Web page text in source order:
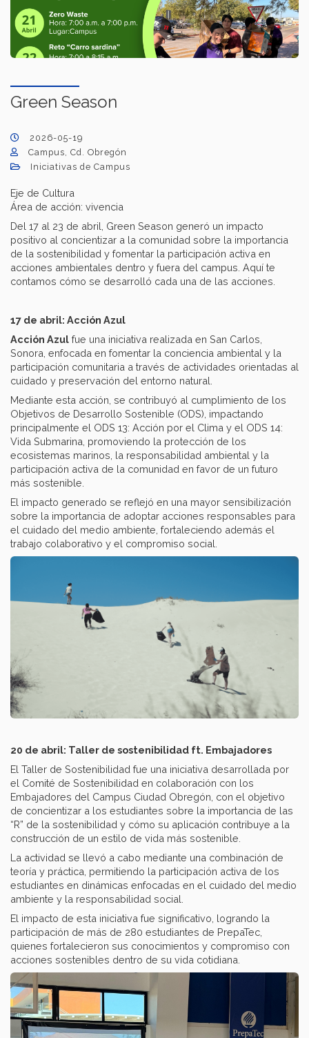
Green Season
2026-05-19
Campus, Cd. Obregón
Iniciativas de Campus
Eje de Cultura
Área de acción: vivencia
Del 17 al 23 de abril, Green Season generó un impacto
positivo al concientizar a la comunidad sobre la importancia
de la sostenibilidad y fomentar la participación activa en
acciones ambientales dentro y fuera del campus. Aquí te
contamos cómo se desarrolló cada una de las acciones.
17 de abril: Acción Azul
Acción Azul fue una iniciativa realizada en San Carlos,
Sonora, enfocada en fomentar la conciencia ambiental y la
participación comunitaria a través de actividades orientadas al
cuidado y preservación del entorno natural.
Mediante esta acción, se contribuyó al cumplimiento de los
Objetivos de Desarrollo Sostenible (ODS), impactando
principalmente el ODS 13: Acción por el Clima y el ODS 14:
Vida Submarina, promoviendo la protección de los
ecosistemas marinos, la responsabilidad ambiental y la
participación activa de la comunidad en favor de un futuro
más sostenible.
El impacto generado se reflejó en una mayor sensibilización
sobre la importancia de adoptar acciones responsables para
el cuidado del medio ambiente, fortaleciendo además el
trabajo colaborativo y el compromiso social.
20 de abril: Taller de sostenibilidad ft. Embajadores
El Taller de Sostenibilidad fue una iniciativa desarrollada por
el Comité de Sostenibilidad en colaboración con los
Embajadores del Campus Ciudad Obregón, con el objetivo
de concientizar a los estudiantes sobre la importancia de las
“R” de la sostenibilidad y cómo su aplicación contribuye a la
construcción de un estilo de vida más sostenible.
La actividad se llevó a cabo mediante una combinación de
teoría y práctica, permitiendo la participación activa de los
estudiantes en dinámicas enfocadas en el cuidado del medio
ambiente y la responsabilidad social.
El impacto de esta iniciativa fue significativo, logrando la
participación de más de 280 estudiantes de PrepaTec,
quienes fortalecieron sus conocimientos y compromiso con
acciones sostenibles dentro de su vida cotidiana.